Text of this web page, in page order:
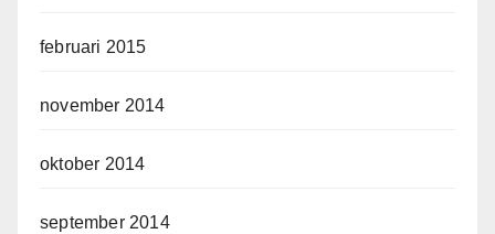
februari 2015
november 2014
oktober 2014
september 2014